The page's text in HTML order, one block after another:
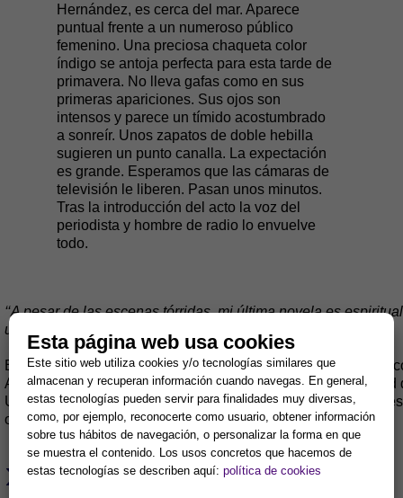
Hernández, es cerca del mar. Aparece
puntual frente a un numeroso público
femenino. Una preciosa chaqueta color
índigo se antoja perfecta para esta tarde de
primavera. No lleva gafas como en sus
primeras apariciones. Sus ojos son
intensos y parece un tímido acostumbrado
a sonreír. Unos zapatos de doble hebilla
sugieren un punto canalla. La expectación
es grande. Esperamos que las cámaras de
televisión le liberen. Pasan unos minutos.
Tras la introducción del acto la voz del
periodista y hombre de radio lo envuelve
todo.
‘‘A pesar de las escenas tórridas, mi última novela es
un proceso de desbloqueo emocional.’’
El protagonista es un álter ego del autor. Tiene de él muchas
Altamente Sensibles), aquéllas con un rasgo de
Un cuarto de la población lo padece y necesita aprender a
obtener también las ventajas.
»
Esta página web usa cookies
Este sitio web utiliza cookies y/o tecnologías similares que
almacenan y recuperan información cuando navegas. En general,
estas tecnologías pueden servir para finalidades muy diversas,
como, por ejemplo, reconocerte como usuario, obtener información
sobre tus hábitos de navegación, o personalizar la forma en que
se muestra el contenido. Los usos concretos que hacemos de
estas tecnologías se describen aquí: política de cookies